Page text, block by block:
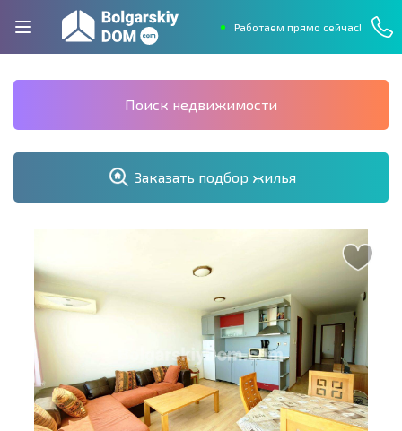
Работаем прямо сейчас!
Поиск недвижимости
Заказать подбор жилья